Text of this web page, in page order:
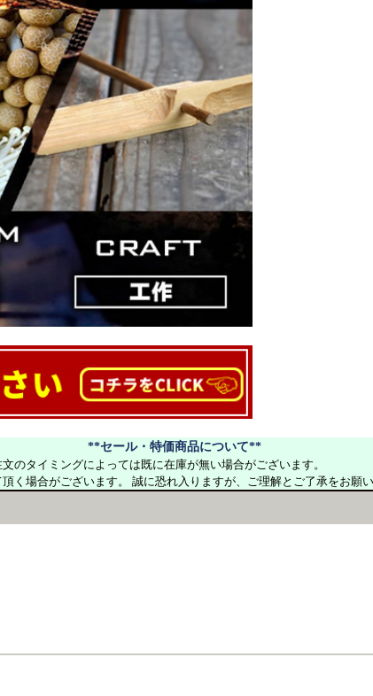
**セール・特価商品について**
のタイミングによっては既に在庫が無い場合がございます。
く場合がございます。 誠に恐れ入りますが、ご理解とご了承をお願い